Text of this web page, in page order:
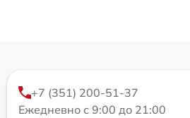
+7 (351) 200-51-37
Ежедневно с 9:00 до 21:00